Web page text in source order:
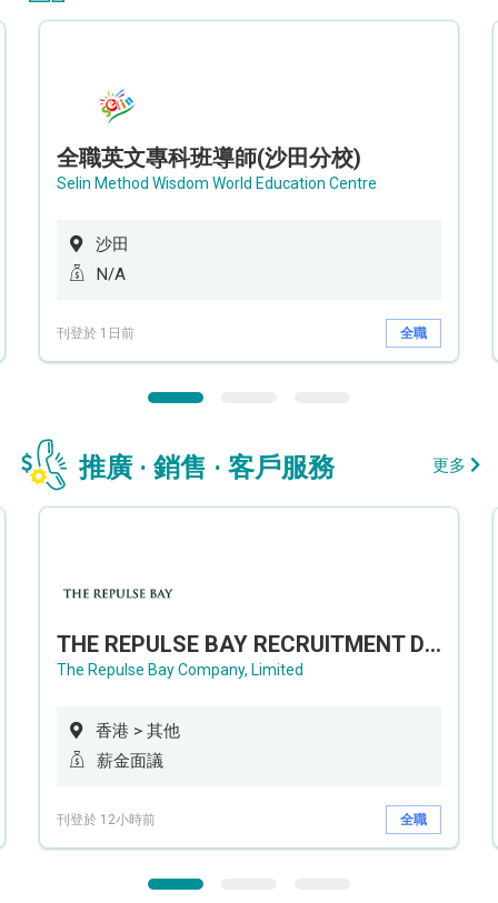
全職英文專科班導師(沙田分校)
Selin Method Wisdom World Education Centre
沙田
N/A
刊登於 1日前 全職
推廣 · 銷售 · 客戶服務 更多
THE REPULSE BAY RECRUITMENT DAY 淺水灣影灣園人才招聘會
The Repulse Bay Company, Limited
香港 > 其他
薪金面議
刊登於 12小時前 全職